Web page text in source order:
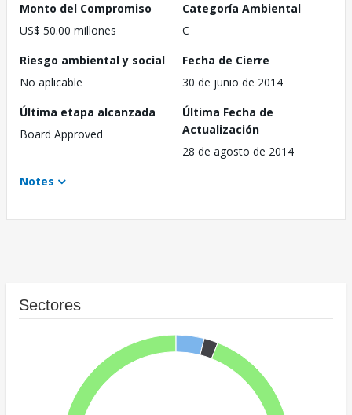
Monto del Compromiso
US$ 50.00 millones
Categoría Ambiental
C
Riesgo ambiental y social
No aplicable
Fecha de Cierre
30 de junio de 2014
Última etapa alcanzada
Board Approved
Última Fecha de
Actualización
28 de agosto de 2014
Notes
Sectores